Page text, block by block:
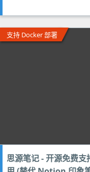
支持 Docker 部署
思源笔记 - 开源免费